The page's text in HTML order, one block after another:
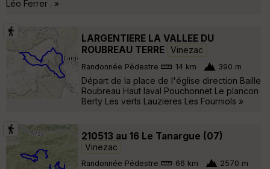
Léo Ferrer . »
LARGENTIERE LA VALLEE DU
ROUBREAU TERRE Vinezac
Randonnée Pédestre 14 km 390 m
Départ de la place de l'église direction Baille
Roubreau Haut laval Pouchonnet Le plancon
Berty Les verts Lauzieres Les Fourniols »
210513 au 16 Le Tanargue (07)
Vinezac
Randonnée Pédestre 66 km 2570 m